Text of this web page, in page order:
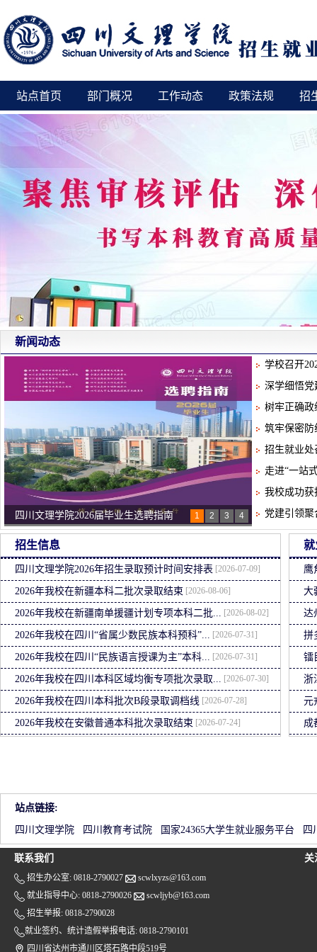
站点首页 部门概况 工作动态 政策法规 招
新闻动态
四川文理学院视频简介
开展爱国卫生运动 招就支部在行动
招就处开展就业调研指导工作
1 2 3 4
学校召开
深学细悟
树牢正确
筑牢保密
招生就业处
走进“一站
我校成功
党建引领
招生信息
四川文理学院2026年招生录取预计时间安排表 [2026-07-09]
2026年我校在新疆本科二批次录取结束 [2026-08-06]
2026年我校在新疆南单援疆计划专项本科二批... [2026-08-02]
2026年我校在四川“省属少数民族本科预科”... [2026-07-31]
2026年我校在四川“民族语言授课为主”本科... [2026-07-31]
2026年我校在四川本科区域均衡专项批次录取... [2026-07-30]
2026年我校在四川本科批次B段录取调档线 [2026-07-28]
2026年我校在安徽普通本科批次录取结束 [2026-07-24]
就
鹰
大
达
拼
镭
浙
元
成
站点链接:
四川文理学院 四川教育考试院 国家24365大学生就业服务平台 四
联系我们
招生办公室: 0818-2790027
scwlxyzs@163.com
就业指导中心: 0818-2790026
scwljyb@163.com
招生举报: 0818-2790028
就业签约、统计造假举报电话: 0818-2790101
四川省达州市通川区塔石路中段519号
关